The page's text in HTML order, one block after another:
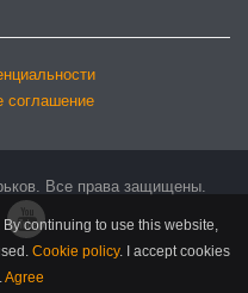
соглашение
Все права защищены.
continuing to use this website,
Cookie policy.I accept cookies
Agree